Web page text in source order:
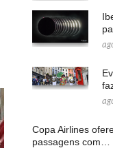
Copa Airlines
passagens com…